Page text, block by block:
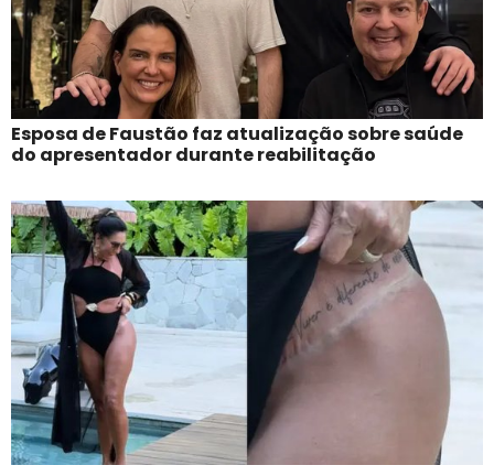
Esposa de Faustão faz atualização sobre saúde
do apresentador durante reabilitação